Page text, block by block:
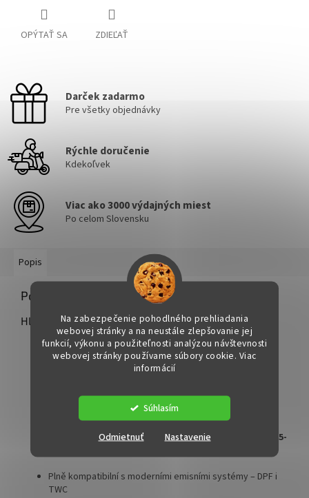
Na zabezpečenie pohodlného prehliadania
webovej stránky a na neustále zlepšovanie jej
funkcií, výkonu a použiteľnosti analýzou návštevnosti
webovej stránky používame súbory cookie. Viac
informácií
Súhlasím
Nastavenie
Odmietnuť
OPÝTAŤ SA ZDIEĽAŤ
Darček zadarmo
Pre všetky objednávky
Rýchle doručenie
Kdekoľvek
Viac ako 3000 výdajných miest
Po celom Slovensku
Popis
Podrobný popis
Hlavní výhody:
Schválen dle:
–ACEA C3
MB-Approval 229.52 / 229.51
Opel OV 040 1547 – G30 / D30
Doporučeno pro Kia
Splňuje požadavky: Chrysler MS-11106, Fiat 9.55535-
Plně kompatibilní s moderními emisními systémy – DPF i
TWC